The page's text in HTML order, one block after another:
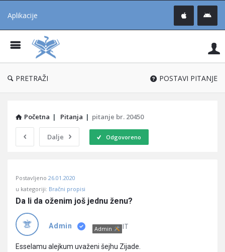
Aplikacije
®
PRETRAŽI POSTAVI PITANJE
Početna | Pitanja | pitanje br. 20450
Dalje Odgovoreno
Učene
Latest
Pitanja
Postavljeno 26.01.2020
u kategoriji: Bračni propisi
Da li da oženim još jednu ženu?
Admin Admin IT
Esselamu alejkum uvaženi šejhu Zijade.